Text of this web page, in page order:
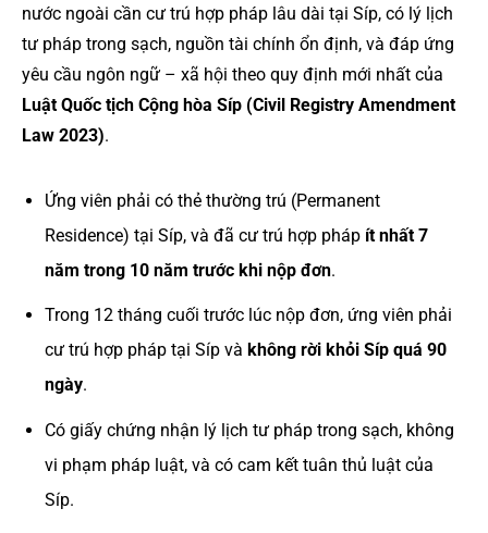
nước ngoài cần cư trú hợp pháp lâu dài tại Síp, có lý lịch
tư pháp trong sạch, nguồn tài chính ổn định, và đáp ứng
yêu cầu ngôn ngữ – xã hội theo quy định mới nhất của
Luật Quốc tịch Cộng hòa Síp (Civil Registry Amendment
Law 2023).
Ứng viên phải có thẻ thường trú (Permanent
Residence) tại Síp, và đã cư trú hợp pháp ít nhất 7
năm trong 10 năm trước khi nộp đơn.
Trong 12 tháng cuối trước lúc nộp đơn, ứng viên phải
cư trú hợp pháp tại Síp và không rời khỏi Síp quá 90
ngày.
Có giấy chứng nhận lý lịch tư pháp trong sạch, không
vi phạm pháp luật, và có cam kết tuân thủ luật của
Síp.